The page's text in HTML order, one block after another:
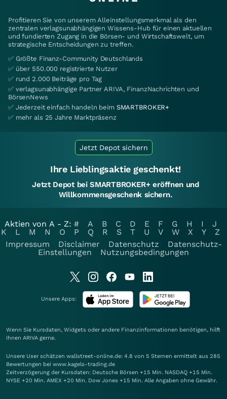
Profitieren Sie von unserem Alleinstellungsmerkmal als den
zentralen verlagsunabhängigen Wissens-Hub für einen aktuellen
und fundierten Zugang in die Börsen- und Wirtschaftswelt, um
strategische Entscheidungen zu treffen.
✅ Größte Finanz-Community Deutschlands
✅ über 550.000 registrierte Nutzer
✅ rund 2.000 Beiträge pro Tag
✅ verlagsunabhängige Partner ARIVA, FinanzNachrichten und
BörsenNews
✅ Jederzeit einfach handeln beim SMARTBROKER+
✅ mehr als 25 Jahre Marktpräsenz
Jetzt Depot sichern
Ihre Lieblingsaktie geschenkt!
Jetzt Depot bei SMARTBROKER+ eröffnen und
Willkommensgeschenk sichern.
Aktien von A - Z: # A B C D E F G H I
J
K
L M N O P Q R S T U V W X Y
Z
Impressum
Disclaimer Datenschutz
Datenschutz-
Einstellungen
Nutzungsbedingungen
Unsere Apps:
Wenn Sie Kursdaten, Widgets oder andere Finanzinformationen benötigen, hilft
Ihnen ARIVA gerne.
Unsere User schätzen wallstreet-online.de: 4.8 von 5 Sternen ermittelt aus 285
Bewertungen bei www.kagels-trading.de
Zeitverzögerung der Kursdaten: Deutsche Börsen +15 Min. NASDAQ +15 Min.
NYSE +20 Min. AMEX +20 Min. Dow Jones +15 Min. Alle Angaben ohne Gewähr.